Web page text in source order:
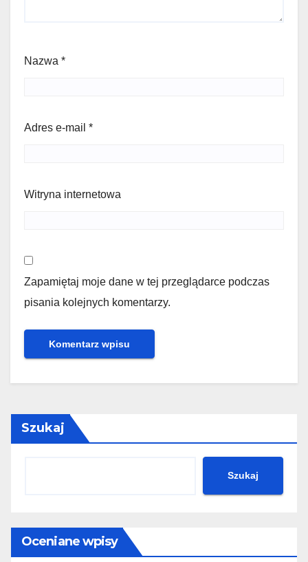
Nazwa *
Adres e-mail *
Witryna internetowa
Zapamiętaj moje dane w tej przeglądarce podczas
pisania kolejnych komentarzy.
Szukaj
Szukaj
Oceniane wpisy